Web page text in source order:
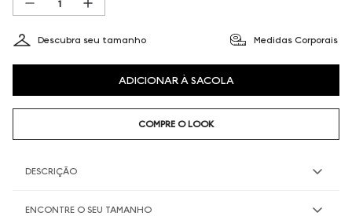
Descubra seu tamanho Medidas Corporais
ADICIONAR À SACOLA
COMPRE O LOOK
DESCRIÇÃO
ENCONTRE O SEU TAMANHO